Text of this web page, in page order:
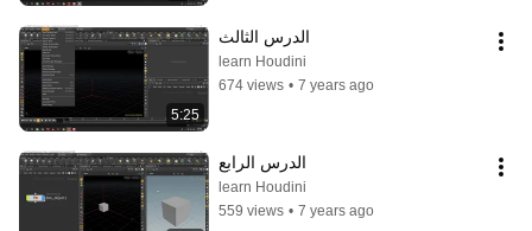
5:25
الدرس الثالث
learn Houdini
674 views • 7 years ago
الدرس الرابع
learn Houdini
559 views • 7 years ago